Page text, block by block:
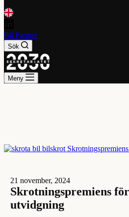
Bli Partner
Sök
Meny
21 november, 2024
Skrotningspremiens
utvidgning